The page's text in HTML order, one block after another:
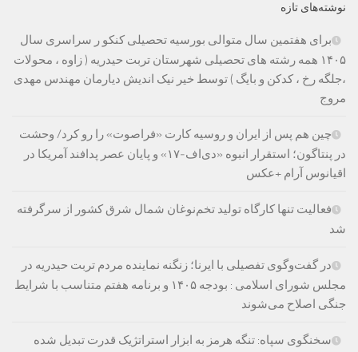
نوشته‌های تازه
برای هفتمین سال متوالی بورسیه تحصیلی کنکو ر سراسری سال
۱۴۰۵ همه رشته های تحصیلی شهرستان تربت حیدریه ( زاوه ، محولات
،جلگه رخ ، کدکن و بایگ ) توسط خیر نیک اندیش دیارمان مهندس مهدی
مروج
چین هم پس از ایران و روسیه کارت «فراصوت» را رو کرد/ وحشت
در پنتاگون؛ استقرار انبوه «دی‌اف‑۱۷» و پایان عصر پدافند آمریکا در
اقیانوس آرام +عکس
فعالیت تنها کارگاه تولید تخم‌نوغان شمال شرق کشور از سرگرفته
شد
در گفت‌وگوی تفصیلی با ایرنا؛ زنگنه نماینده مردم تربت حیدریه در
مجلس شورای اسلامی : بودجه ۱۴۰۵ و برنامه هفتم متناسب با شرایط
جنگی اصلاح می‌شوند
سخنگوی سپاه: تنگه هرمز به ابزار استراتژیک قدرت تبدیل شده